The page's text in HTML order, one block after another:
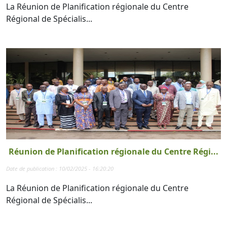
La Réunion de Planification régionale du Centre
Régional de Spécialis...
Réunion de Planification régionale du Centre Régi...
Date de publication : 10/02/2025 - 16:20:20
La Réunion de Planification régionale du Centre
Régional de Spécialis...